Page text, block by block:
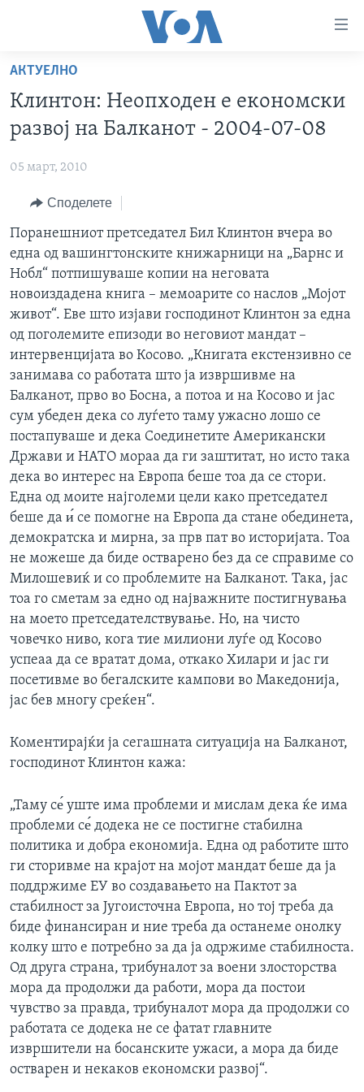
пристапност
Премини
на
главната
Премини
за
навигација
Пребарувај
МАКЕДОНИЈА
СВЕТ
ЕКОНОМИЈА
ПОЛИТИКА
ЗДРАВЈЕ
НАУКА
УМЕТНОСТ И ЗАБАВА
ИНТЕРВЈУА
ФОТОГАЛЕРИИ
ДОКУМЕНТАРЦИ
АРХИВИРАНА ПРОГРАМА
NEWSFLASH - АРХИВА
ВЕСТИ ОД САД ВО МИНУТА - АРХИВА
ИЗБОРИ ВО САД 2020 - АРХИВА
ЗА НАС
Learning English
НАКУСО...
Јазици
АКТУЕЛНО
Клинтон: Неопходен е економски
развој на Балканот - 2004-07-08
05 март, 2010
Споделете
Поранешниот претседател Бил Клинтон вчера во
една од вашингтонските книжарници на „Барнс и
Нобл“ потпишуваше копии на неговата
новоиздадена книга – мемоарите со наслов „Мојот
живот“. Еве што изјави господинот Клинтон за една
од поголемите епизоди во неговиот мандат –
интервенцијата во Косово. „Книгата екстензивно се
занимава со работата што ја извршивме на
Балканот, прво во Босна, а потоа и на Косово и јас
сум убеден дека со луѓето таму ужасно лошо се
постапуваше и дека Соединетите Американски
Држави и НАТО мораа да ги заштитат, но исто така
дека во интерес на Европа беше тоа да се стори.
Една од моите најголеми цели како претседател
беше да и́ се помогне на Европа да стане обединета,
демократска и мирна, за прв пат во историјата. Тоа
не можеше да биде остварено без да се справиме со
Милошевиќ и со проблемите на Балканот. Така, јас
тоа го сметам за едно од најважните постигнувања
на моето претседателствување. Но, на чисто
човечко ниво, кога тие милиони луѓе од Косово
успеаа да се вратат дома, откако Хилари и јас ги
посетивме во бегалските кампови во Македонија,
јас бев многу среќен“.
Коментирајќи ја сегашната ситуација на Балканот,
господинот Клинтон кажа:
„Таму се́ уште има проблеми и мислам дека ќе има
проблеми се́ додека не се постигне стабилна
политика и добра економија. Една од работите што
ги сторивме на крајот на мојот мандат беше да ја
поддржиме ЕУ во создавањето на Пактот за
стабилност за Југоисточна Европа, но тој треба да
биде финансиран и ние треба да останеме онолку
колку што е потребно за да ја одржиме стабилноста.
Од друга страна, трибуналот за воени злосторства
мора да продолжи да работи, мора да постои
чувство за правда, трибуналот мора да продолжи со
работата се додека не се фатат главните
извршители на босанските ужаси, а мора да биде
остварен и некаков економски развој“.